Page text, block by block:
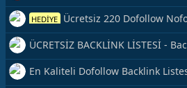
Kaynağı Veriyorum.
HEDİYE Ücretsiz 220 Dofollow
Veriyorum
ÜCRETSİZ BACKLİNK LİSTESİ -
Hemen Yetiş!
En Kaliteli Dofollow Backlink